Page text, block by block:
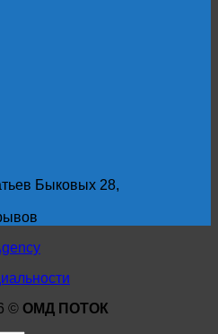
Быковых 28,
© ОМД ПОТОК